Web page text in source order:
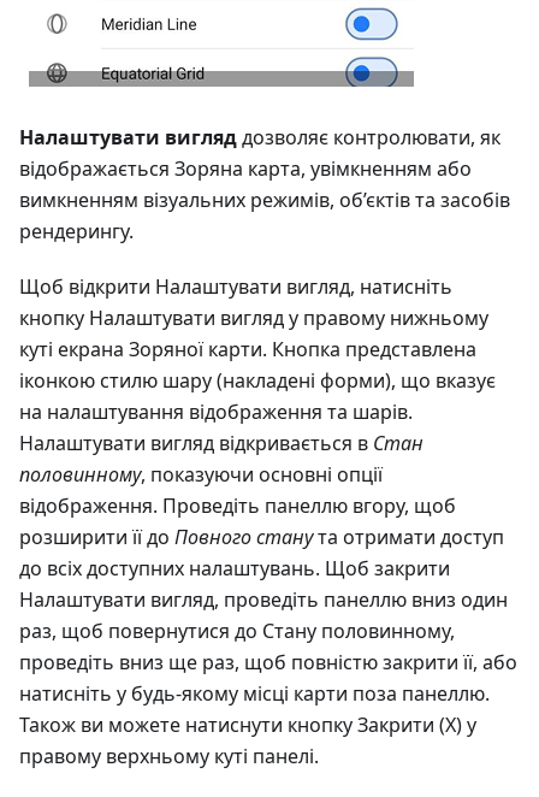
Налаштувати вигляддозволяє контролювати, як
відображається Зоряна карта, увімкненням або
вимкненням візуальних режимів, об’єктів та засобів
рендерингу.
Щоб відкрити Налаштувати вигляд, натисніть
кнопку Налаштувати вигляд у правому нижньому
куті екрана Зоряної карти. Кнопка представлена
іконкою стилю шару (накладені форми), що вказує
на налаштування відображення та шарів.
Налаштувати вигляд відкривається в Стан
половинному, показуючи основні опції
відображення. Проведіть панеллю вгору, щоб
розширити її до Повного станута отримати доступ
до всіх доступних налаштувань. Щоб закрити
Налаштувати вигляд, проведіть панеллю вниз один
раз, щоб повернутися до Стану половинному,
проведіть вниз ще раз, щоб повністю закрити її, або
натисніть у будь-якому місці карти поза панеллю.
Також ви можете натиснути кнопку Закрити (X) у
правому верхньому куті панелі.